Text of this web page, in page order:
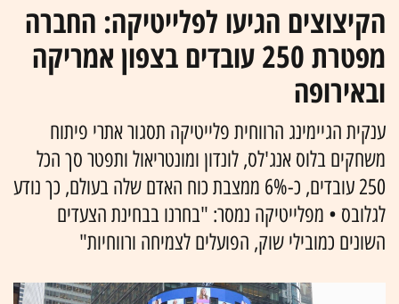
הקיצוצים הגיעו לפלייטיקה: החברה
מפטרת 250 עובדים בצפון אמריקה
ובאירופה
ענקית הגיימינג הרווחית פלייטיקה תסגור אתרי פיתוח
משחקים בלוס אנג'לס, לונדון ומונטריאול ותפטר סך הכל
250 עובדים, כ-6% ממצבת כוח האדם שלה בעולם, כך נודע
לגלובס • מפלייטיקה נמסר: "בחרנו בבחינת הצעדים
השונים כמובילי שוק, הפועלים לצמיחה ורווחיות"